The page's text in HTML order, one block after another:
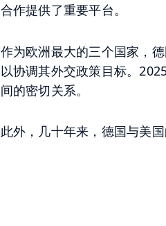
合作提供了重要平台。
作为欧洲最大的三个国家，
以协调其外交政策目标。
间的密切关系。
此外，几十年来，德国与美